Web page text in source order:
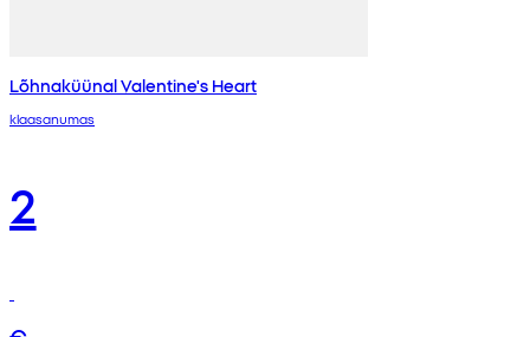
Lõhnaküünal Valentine's Heart
klaasanumas
2